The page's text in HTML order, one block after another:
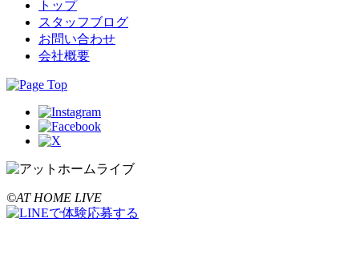
トップ
スタッフブログ
お問い合わせ
会社概要
©AT HOME LIVE